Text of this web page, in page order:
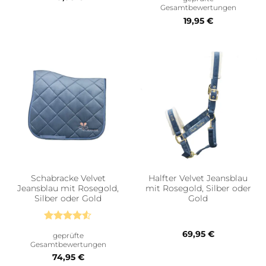
mit5von
5
Gesamtbewertungen
19,95 €
Schabracke Velvet
Jeansblau mit Rosegold,
Silber oder Gold
mit4.5
von 5
geprüfte
Gesamtbewertungen
74,95 €
Halfter Velvet Jeansblau
mit Rosegold, Silber oder
Gold
69,95 €